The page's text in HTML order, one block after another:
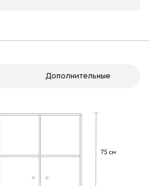
Дополнительные